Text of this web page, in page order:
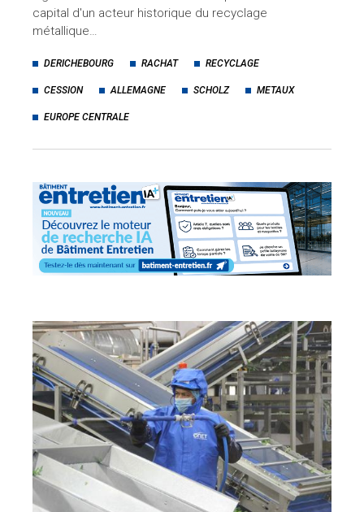
capital d'un acteur historique du recyclage
métallique…
DERICHEBOURG RACHAT RECYCLAGE
CESSION ALLEMAGNE SCHOLZ METAUX
EUROPE CENTRALE